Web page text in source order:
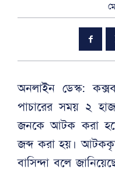
অনলাইন ডেস্ক:
পাচারের সময় ২
জনকে আটক করা
জব্দ করা হয়।
বাসিন্দা বলে